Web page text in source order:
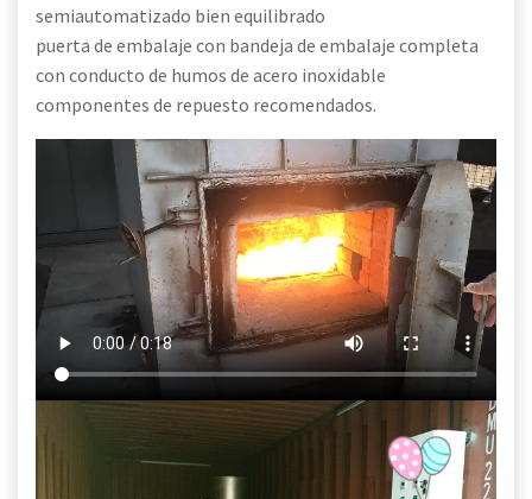
semiautomatizado bien equilibrado
puerta de embalaje con bandeja de embalaje completa
con conducto de humos de acero inoxidable
componentes de repuesto recomendados.